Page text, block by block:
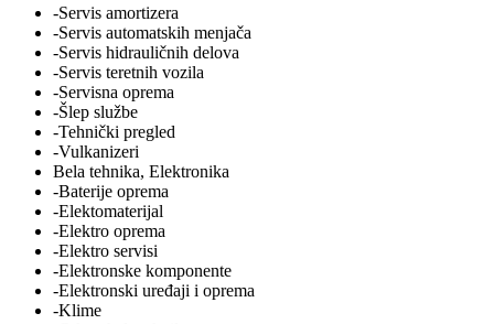
-Servis amortizera
-Servis automatskih menjača
-Servis hidrauličnih delova
-Servis teretnih vozila
-Servisna oprema
-Šlep službe
-Tehnički pregled
-Vulkanizeri
Bela tehnika, Elektronika
-Baterije oprema
-Elektomaterijal
-Elektro oprema
-Elektro servisi
-Elektronske komponente
-Elektronski uređaji i oprema
-Klime